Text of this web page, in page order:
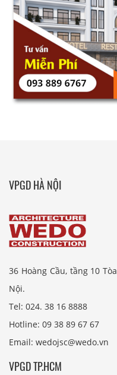
VPGD HÀ NỘI
36 Hoàng Cầu, tầng 10
Nội.
Tel: 024. 38 16 8888
Hotline: 09 38 89 67 67
Email: wedojsc@wedo.vn
VPGD TP.HCM